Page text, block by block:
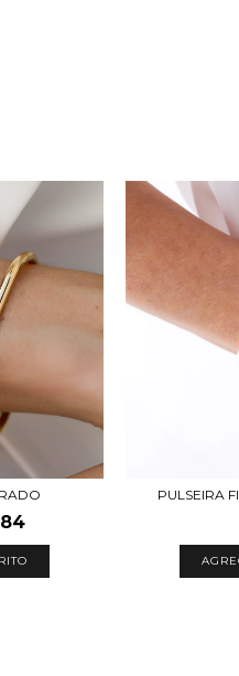
PULSEIRA